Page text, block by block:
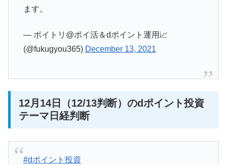
ます。
— ポイトリ@ポイ活＆dポイント運用📈
(@fukugyou365) December 13, 2021
12月14日（12/13判断）のdポイント投資
テーマ日経判断
#dポイント投資